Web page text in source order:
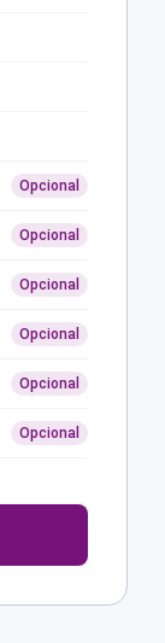
Opcional
Opcional
Opcional
Opcional
Opcional
Opcional